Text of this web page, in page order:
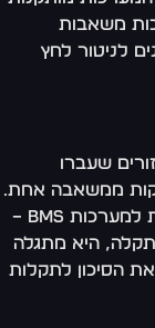
משאבות
לניטור לחץ
שעברו
ממשאבה אחת.
מדובר בתחנות שאיבה משולבות שמתחברות למערכות BMS –
היא מתגלה
הסיכון לתקלות